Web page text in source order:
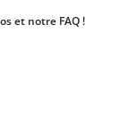
et notre FAQ !